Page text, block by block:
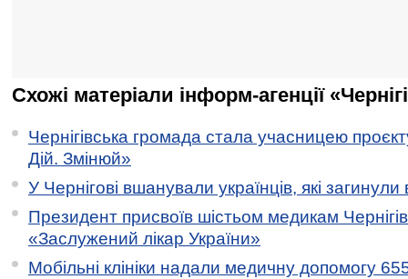
Схожі матеріали інформ-агенції
Чернігівська громада стала учасницею
Дій. Змінюй»
У Чернігові вшанували українців, які загинули
Президент присвоїв шістьом медикам
«Заслужений лікар України»
Мобільні клініки надали медичну допомогу